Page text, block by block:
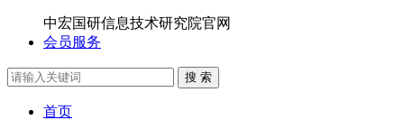
中宏国研信息技术研究院官网
会员服务
搜 索
首页